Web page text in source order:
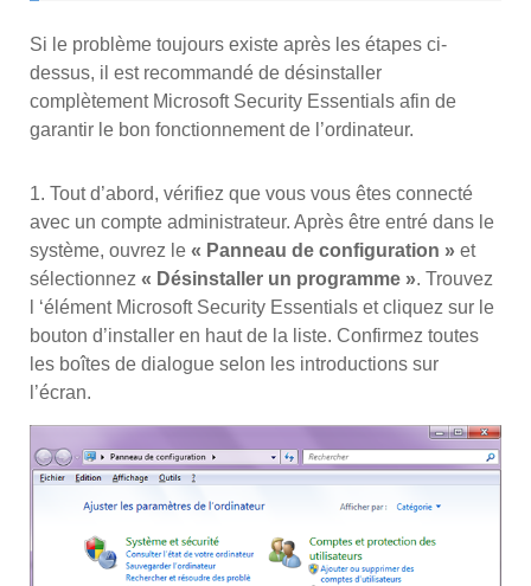
Si le problème toujours existe après les étapes ci-
dessus, il est recommandé de désinstaller
complètement Microsoft Security Essentials afin de
garantir le bon fonctionnement de l’ordinateur.
1. Tout d’abord, vérifiez que vous vous êtes connecté
avec un compte administrateur. Après être entré dans le
système, ouvrez le « Panneau de configuration » et
sélectionnez « Désinstaller un programme ». Trouvez
l ‘élément Microsoft Security Essentials et cliquez sur le
bouton d’installer en haut de la liste. Confirmez toutes
les boîtes de dialogue selon les introductions sur
l’écran.